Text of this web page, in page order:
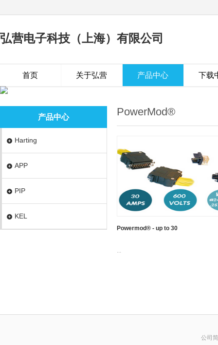
弘营电子科技（上海）有限公司
首页 关于弘营 产品中心 下载
产品中心
Harting
APP
PIP
KEL
PowerMod®
Powermod® - up to 30
...
公司